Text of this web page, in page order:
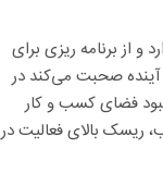
و از برنامه ریزی برای
ماه آینده صحبت می‌کند در
فضای کسب و کار
ریسک بالای فعالیت در